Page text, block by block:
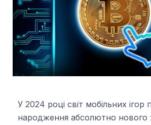
У 2024 році світ мобільних ігор
народження абсолютно нового